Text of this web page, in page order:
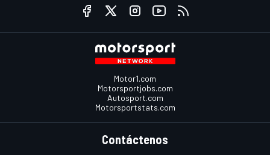
Motor1.com
Motorsportjobs.com
Autosport.com
Motorsportstats.com
Contáctenos